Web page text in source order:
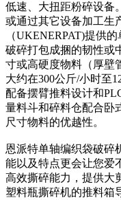
低速、大扭距粉碎设备
或通过其它设备加工生
（UKENERPAT)提供
破碎打包成捆的韧性或
寸或高硬度物料（厚壁
大约在300公斤/小时至
配备摆臂推料设计和
量料斗和碎料仓配合卧
尺寸物料的优越性。
恩派特单轴编织袋破碎
能以及特点更会让您爱
高效撕碎能力，提供大
塑料瓶撕碎机的推料箱